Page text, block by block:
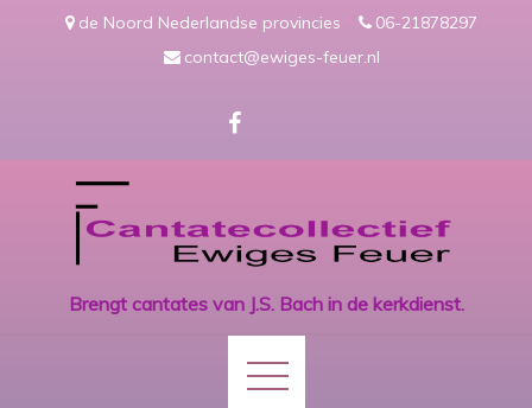
de Noord Nederlandse provincies
06-21878297
contact@ewiges-feuer.nl
Brengt cantates van J.S. Bach in de kerkdienst.